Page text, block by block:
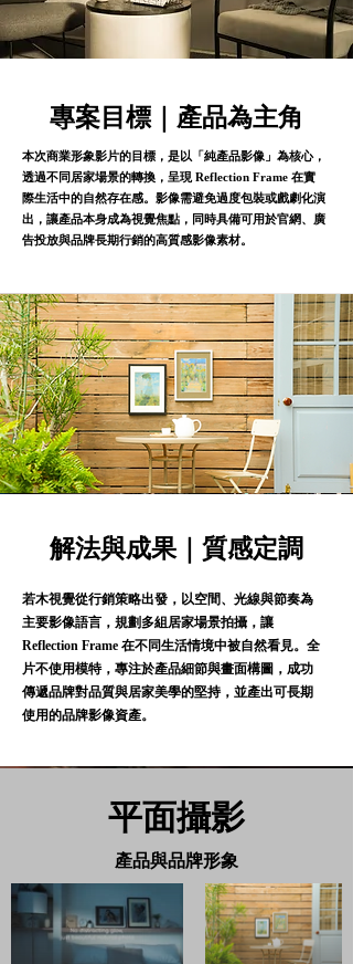
專案目標｜產品為主角
本次商業形象影片的目標，是以「純產品影像」為核心，
透過不同居家場景的轉換，呈現 Reflection Frame 在實
際生活中的自然存在感。影像需避免過度包裝或戲劇化演
出，讓產品本身成為視覺焦點，同時具備可用於官網、廣
告投放與品牌長期行銷的高質感影像素材。
解法與成果｜質感定調
若木視覺從行銷策略出發，以空間、光線與節奏為
主要影像語言，規劃多組居家場景拍攝，讓
Reflection Frame 在不同生活情境中被自然看見。全
片不使用模特，專注於產品細節與畫面構圖，成功
傳遞品牌對品質與居家美學的堅持，並產出可長期
使用的品牌影像資產。
平面攝影
產品與品牌形象